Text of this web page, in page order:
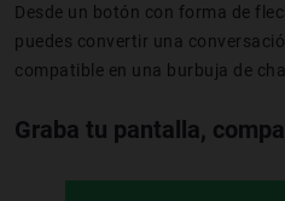
Desde un botón con forma de
puedes convertir una
compatible en una burbuja de
Graba tu pantalla,